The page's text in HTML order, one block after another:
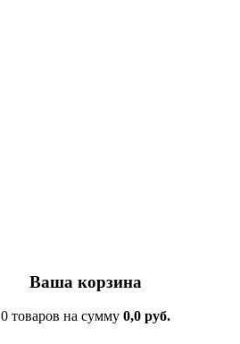
Ваша корзина
0 товаров на сумму 0,0 руб.